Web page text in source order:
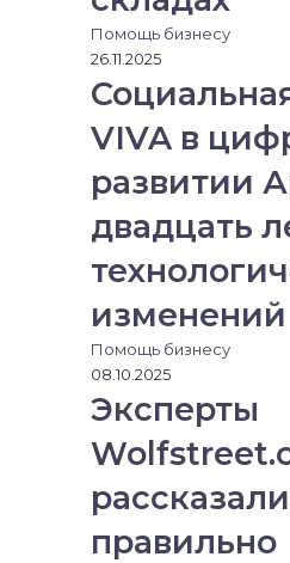
Помощь бизнесу
26.11.2025
VIVA в
развитии
двадцать
изменений
Помощь бизнесу
08.10.2025
Эксперты
правильно